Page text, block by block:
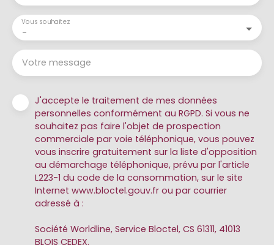
-
Vous souhaitez
Votre message
J'accepte le traitement de mes données
personnelles conformément au RGPD. Si vous ne
souhaitez pas faire l'objet de prospection
commerciale par voie téléphonique, vous pouvez
vous inscrire gratuitement sur la liste d'opposition
au démarchage téléphonique, prévu par l'article
L223-1 du code de la consommation, sur le site
Internet www.bloctel.gouv.fr ou par courrier
adressé à :
Société Worldline, Service Bloctel, CS 61311, 41013
BLOIS CEDEX.